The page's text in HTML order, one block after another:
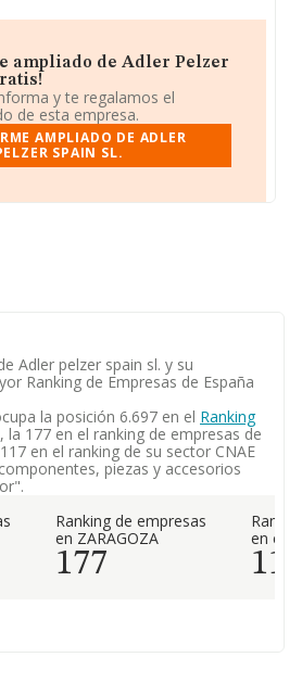
ampliado de Adler Pelzer
y te regalamos el
de esta empresa.
AMPLIADO DE ADLER
SPAIN SL.
Adler pelzer spain sl. y su
Ranking de Empresas de España
la posición 6.697 en el Ranking
, la 177 en el ranking de empresas de
en el ranking de su sector CNAE
piezas y accesorios
Ranking de empresas
en ZARAGOZA
177
en el
117